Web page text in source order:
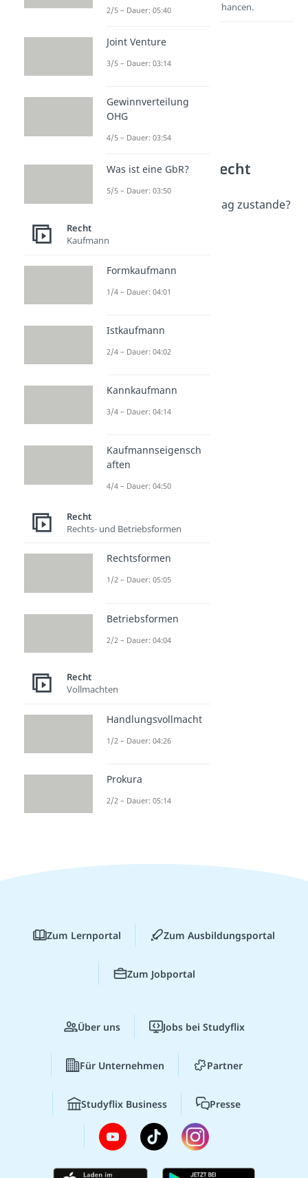
Entdecke hier deine Chancen.
Weitere Inhalte: Recht
Vertragsabschluss
Wie kommt ein Kaufvertrag zustande?
Angebot
Dauer: 04:58
Dauer: 04:54
Konkludentes Handeln
Dauer: 03:12
2/5 – Dauer: 05:40
Joint Venture
3/5 – Dauer: 03:14
Gewinnverteilung
OHG
4/5 – Dauer: 03:54
Was ist eine GbR?
5/5 – Dauer: 03:50
Recht
Kaufmann
Formkaufmann
1/4 – Dauer: 04:01
Istkaufmann
2/4 – Dauer: 04:02
Kannkaufmann
3/4 – Dauer: 04:14
Kaufmannseigensch
aften
4/4 – Dauer: 04:50
Recht
Rechts- und Betriebsformen
Rechtsformen
1/2 – Dauer: 05:05
Betriebsformen
2/2 – Dauer: 04:04
Recht
Vollmachten
Handlungsvollmacht
1/2 – Dauer: 04:26
Prokura
2/2 – Dauer: 05:14
Zum Lernportal Zum Ausbildungsportal
Zum Jobportal
Über uns Jobs bei Studyflix
Für Unternehmen Partner
Studyflix Business Presse